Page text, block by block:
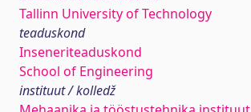
Tallinn University of Technology
teaduskond
Inseneriteaduskond
School of Engineering
instituut / kolledž